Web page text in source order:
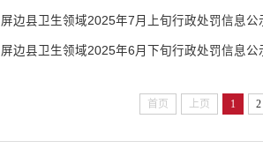
屏边县卫生领域2025年7月上旬行政处罚信息公
屏边县卫生领域2025年6月下旬行政处罚信息公
首页 上页 1 2